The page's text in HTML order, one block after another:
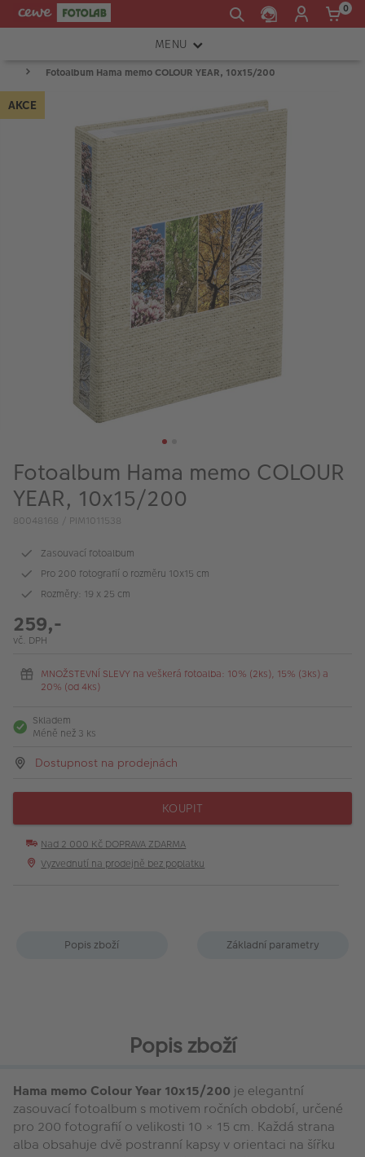
0
MENU
FOTOAPARÁTY
OBJEKTIVY
TISKÁRNY A SKENERY
FOTOBRAŠNY
PŘÍSLUŠENSTVÍ
FOTO BAZAR
Fotoprodukty
Fotoalbum Hama memo COLOUR YEAR, 10x15/200
AKCE
Fotoalbum Hama memo COLOUR
YEAR, 10x15/200
80048168 / PIM1011538
Zasouvací fotoalbum
Pro 200 fotografií o rozměru 10x15 cm
Rozměry: 19 x 25 cm
259,-
vč. DPH
MNOŽSTEVNÍ SLEVY na veškerá fotoalba: 10% (2ks), 15% (3ks) a
20% (od 4ks)
Skladem
Méně než 3 ks
Dostupnost na prodejnách
KOUPIT
Nad 2 000 Kč DOPRAVA ZDARMA
Vyzvednutí na prodejně bez poplatku
Popis zboží Základní parametry
Popis zboží
Hama memo Colour Year 10x15/200 je elegantní
zasouvací fotoalbum s motivem ročních období, určené
pro 200 fotografií o velikosti 10 × 15 cm. Každá strana
alba obsahuje dvě postranní kapsy v orientaci na šířku